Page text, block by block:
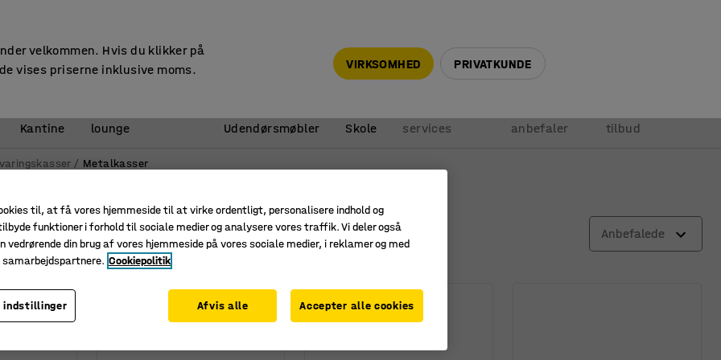
Kantine
lounge
Udendørsmøbler Skole
services
anbefaler
tilbud
Metalkasser
Bredde Volumen Maks. belastning Anbefalede
velkommen. Hvis du klikker på
vises priserne inklusive moms.
VIRKSOMHED PRIVATKUNDE
til, at få vores hjemmeside til at virke ordentligt, personalisere indhold og
funktioner i forhold til sociale medier og analysere vores traffik. Vi deler også
vedrørende din brug af vores hjemmeside på vores sociale medier, i reklamer og med
Cookiepolitik
indstillinger Afvis alle Accepter alle cookies